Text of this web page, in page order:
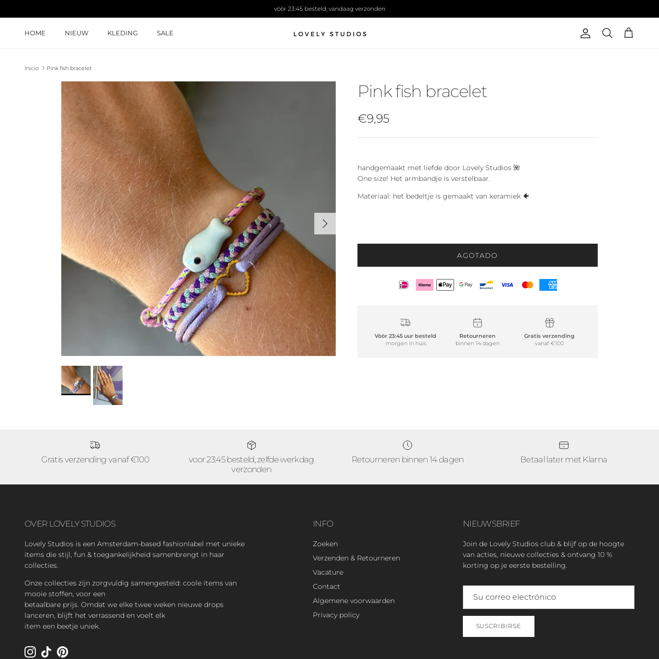
vòòr 23:45 besteld, vandaag verzonden
HOME NIEUW KLEDING SALE CuentaBuscar Carrito
Inicio Pink fish bracelet
Ir directamente a la información del producto
Siguiente
Pink fish bracelet
Precio normal
€9,95
handgemaakt met liefde door Lovely Studios 🌺
One size! Het armbandje is verstelbaar.
Materiaal: het bedeltje is gemaakt van keramiek 🐠
AGOTADO
Vòòr 23:45 uur besteld
morgen in huis
Retourneren
binnen 14 dagen
Gratis verzending
vanaf €100
Gratis verzending vanaf €100
voor 23:45 besteld, zelfde werkdag
verzonden
Retourneren binnen 14 dagen Betaal later met Klarna
OVER LOVELY STUDIOS
Lovely Studios is een Amsterdam-based fashionlabel met unieke
items die stijl, fun & toegankelijkheid samenbrengt in haar
collecties.
Onze collecties zijn zorgvuldig samengesteld: coole items van
mooie stoffen, voor een
betaalbare prijs. Omdat we elke twee weken nieuwe drops
lanceren, blijft het verrassend en voelt elk
item een beetje uniek.
Instagram
TikTokPinterest
INFO
Zoeken
Verzenden & Retourneren
Vacature
Contact
Algemene voorwaarden
Privacy policy
NIEUWSBRIEF
Join de Lovely Studios club & blijf op de hoogte
van acties, nieuwe collecties & ontvang 10 %
korting op je eerste bestelling.
SUSCRIBIRSE